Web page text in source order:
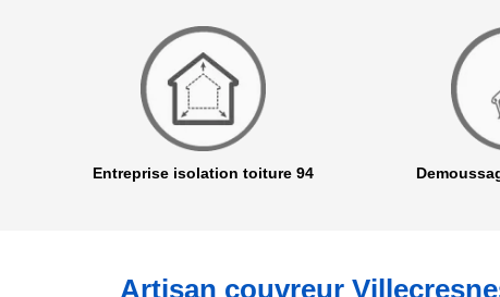
Entreprise isolation toiture 94
Artisan couvreur